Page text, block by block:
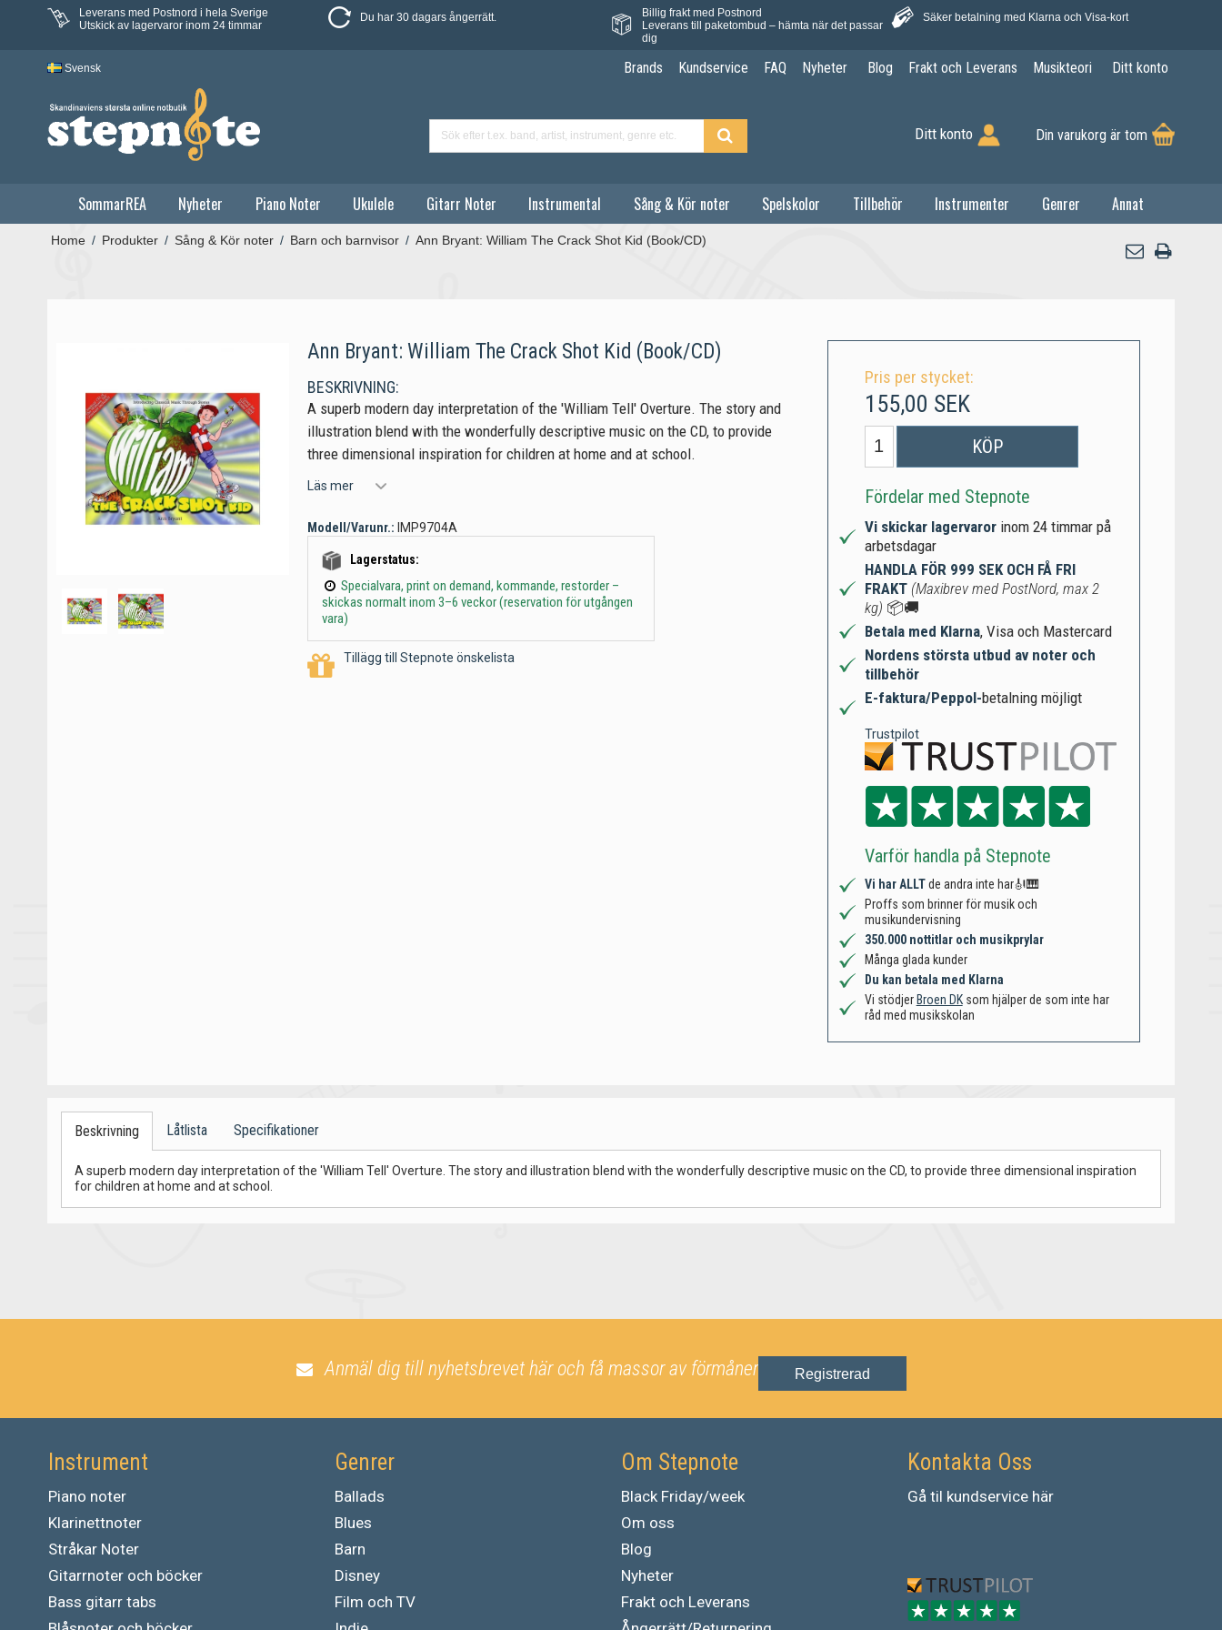
Leverans med Postnord i hela Sverige
Utskick av lagervaror inom 24 timmar
Du har 30 dagars ångerrätt.
Billig frakt med Postnord
Leverans till paketombud – hämta när det passar
dig
Säker betalning med Klarna och Visa-kort
Svensk Brands Kundservice FAQ Nyheter Blog Frakt och Leverans Musikteori Ditt konto
Ditt konto Din varukorg är tom
SommarREA Nyheter Piano Noter Ukulele Gitarr Noter Instrumental Sång & Kör noter Spelskolor Tillbehör Instrumenter Genrer Annat
Home / Produkter / Sång & Kör noter / Barn och barnvisor / Ann Bryant: William The Crack Shot Kid (Book/CD)
Ann Bryant: William The Crack Shot Kid (Book/CD)
BESKRIVNING:
A superb modern day interpretation of the 'William Tell' Overture. The story and
illustration blend with the wonderfully descriptive music on the CD, to provide
three dimensional inspiration for children at home and at school.
Läs mer
Modell/Varunr.: IMP9704A
Lagerstatus:
Specialvara, print on demand, kommande, restorder –
skickas normalt inom 3–6 veckor (reservation för utgången
vara)
Tillägg till Stepnote önskelista
Pris per stycket:
155,00 SEK
KÖP
Fördelar med Stepnote
Vi skickar lagervaror inom 24 timmar på
arbetsdagar
HANDLA FÖR 999 SEK OCH FÅ FRI
FRAKT (Maxibrev med PostNord, max 2
kg) 📦🚚
Betala med Klarna, Visa och Mastercard
Nordens största utbud av noter och
tillbehör
E-faktura/Peppol-betalning möjligt
Trustpilot
Varför handla på Stepnote
Vi har ALLTde andra inte har🎻🎹
Proffs som brinner för musik och
musikundervisning
350.000 nottitlar och musikprylar
Många glada kunder
Du kan betala med Klarna
Vi stödjer Broen DKsom hjälper de som inte har
råd med musikskolan
Beskrivning Låtlista Specifikationer
A superb modern day interpretation of the 'William Tell' Overture. The story and illustration blend with the wonderfully descriptive music on the CD, to provide three dimensional inspiration
for children at home and at school.
Anmäl dig till nyhetsbrevet här och få massor av förmåner Registrerad
Instrument
Piano noter
Klarinettnoter
Stråkar Noter
Gitarrnoter och böcker
Bass gitarr tabs
Genrer
Ballads
Blues
Barn
Disney
Film och TV
Om Stepnote
Black Friday/week
Om oss
Blog
Nyheter
Frakt och Leverans
Kontakta Oss
Gå til kundservice här